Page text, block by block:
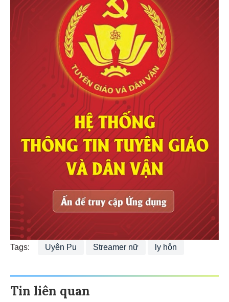
Tags: Uyên Pu Streamer nữ ly hôn
Tin liên quan